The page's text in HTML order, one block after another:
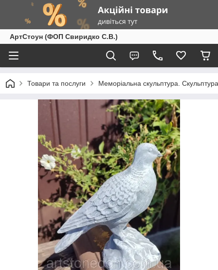
АртСтоун (ФОП Свиридко С.В.)
Товари та послуги Меморіальна скульптура.